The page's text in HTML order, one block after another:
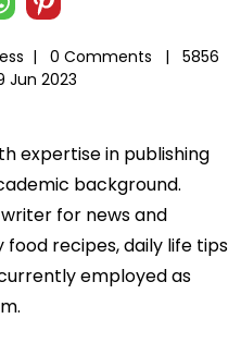
| 0 Comments |
5856
Jun 2023
expertise in publishing
background.
for news and
recipes, daily life tips
employed as